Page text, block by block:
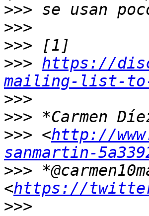
>>>
>>>
>>>
>>> https://
mailing-list-to-
>>>
>>>
>>> <http://
sanmartin-
>>>
<https://
>>>